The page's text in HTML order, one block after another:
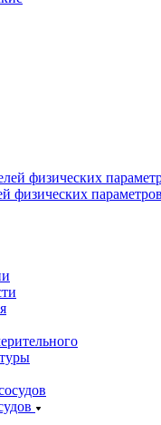
физических параметров